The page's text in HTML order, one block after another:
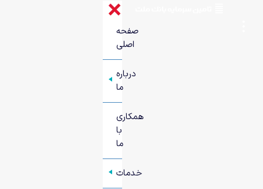
صفحه
اصلی
+
درباره
ما
همکاری
با
ما
+ خدمات